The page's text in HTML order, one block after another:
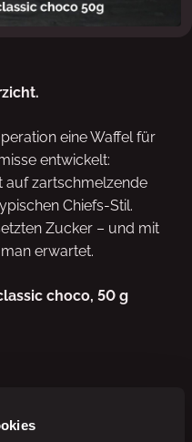
eine Waffel für
entwickelt:
auf zartschmelzende
Chiefs-Stil.
Zucker – und mit
erwartet.
choco, 50 g
Produkt.